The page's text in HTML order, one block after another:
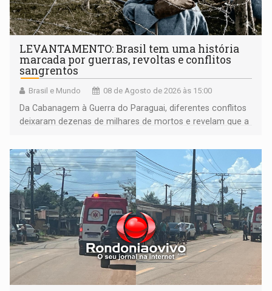
LEVANTAMENTO: Brasil tem uma história
marcada por guerras, revoltas e conflitos
sangrentos
Brasil e Mundo 08 de Agosto de 2026 às 15:00
Da Cabanagem à Guerra do Paraguai, diferentes conflitos
deixaram dezenas de milhares de mortos e revelam que a
territoriais e sociais